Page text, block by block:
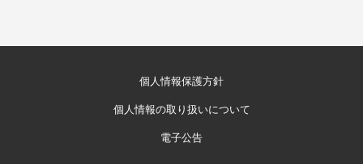
個人情報保護方針
個人情報の取り扱いについて
電子公告